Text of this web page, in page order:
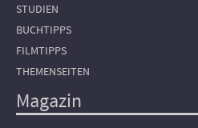
STUDIEN
BUCHTIPPS
FILMTIPPS
THEMENSEITEN
Magazin